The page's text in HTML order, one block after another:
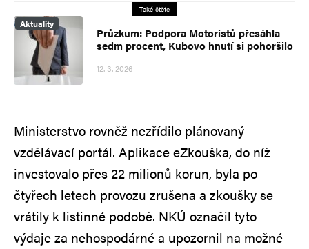
Také čtěte
Aktuality
Průzkum: Podpora Motoristů přesáhla
sedm procent, Kubovo hnutí si pohoršilo
12. 3. 2026
Ministerstvo rovněž nezřídilo plánovaný
vzdělávací portál. Aplikace eZkouška, do níž
investovalo přes 22 milionů korun, byla po
čtyřech letech provozu zrušena a zkoušky se
vrátily k listinné podobě. NKÚ označil tyto
výdaje za nehospodárné a upozornil na možné